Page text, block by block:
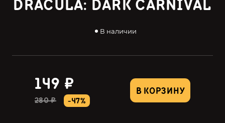
DRACULA: DARK CARNIVAL
В наличии
В КОРЗИНУ
149 ₽
280 ₽ -47%